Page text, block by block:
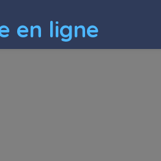
en ligne